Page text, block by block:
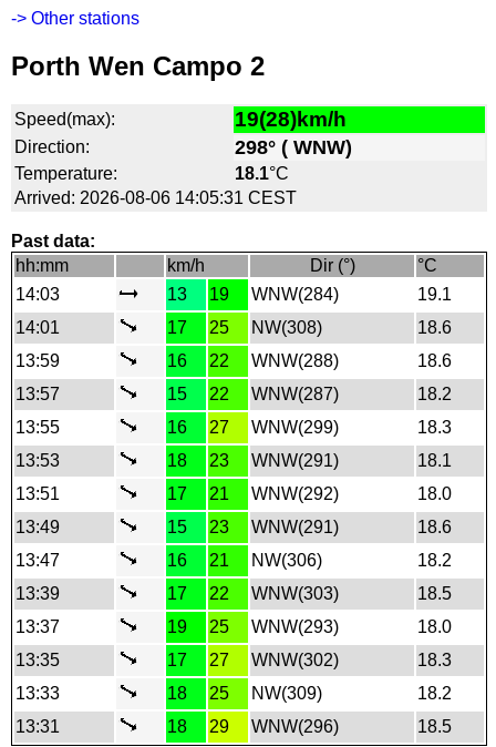
-> Other stations
Porth Wen Campo 2
Speed(max): 19(28)km/h
Direction: 298° ( WNW)
Temperature: 18.1°C
Arrived: 2026-08-06 14:05:31 CEST
Past data:
hh:mm
km/h Dir (°)
°C
14:03
13 19 WNW(284)
19.1
14:01
17 25 NW(308)
18.6
13:59
16 22 WNW(288)
18.6
13:57
15 22 WNW(287)
18.2
13:55
16 27 WNW(299)
18.3
13:53
18 23 WNW(291)
18.1
13:51
17 21 WNW(292)
18.0
13:49
15 23 WNW(291)
18.6
13:47
16 21 NW(306)
18.2
13:39
17 22 WNW(303)
18.5
13:37
19 25 WNW(293)
18.0
13:35
17 27 WNW(302)
18.3
13:33
18 25 NW(309)
18.2
13:31
18 29 WNW(296)
18.5